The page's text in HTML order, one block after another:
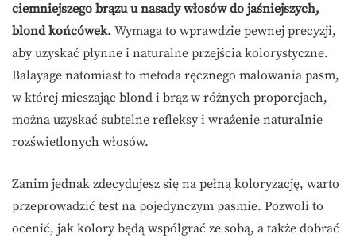
ciemniejszego brązu u nasady włosów do jaśniejszych,
blond końcówek. Wymaga to wprawdzie pewnej precyzji,
aby uzyskać płynne i naturalne przejścia kolorystyczne.
Balayage natomiast to metoda ręcznego malowania pasm,
w której mieszając blond i brąz w różnych proporcjach,
można uzyskać subtelne refleksy i wrażenie naturalnie
rozświetlonych włosów.
Zanim jednak zdecydujesz się na pełną koloryzację, warto
przeprowadzić test na pojedynczym pasmie. Pozwoli to
ocenić, jak kolory będą współgrać ze sobą, a także dobrać